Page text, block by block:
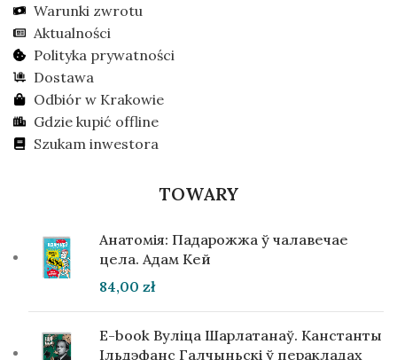
Warunki zwrotu
Aktualności
Polityka prywatności
Dostawa
Odbiór w Krakowie
Gdzie kupić offline
Szukam inwestora
TOWARY
Анатомія: Падарожжа ў чалавечае
цела. Адам Кей
84,00 zł
E-book Вуліца Шарлатанаў. Канстанты
Ільдэфанс Галчыньскі ў перакладах